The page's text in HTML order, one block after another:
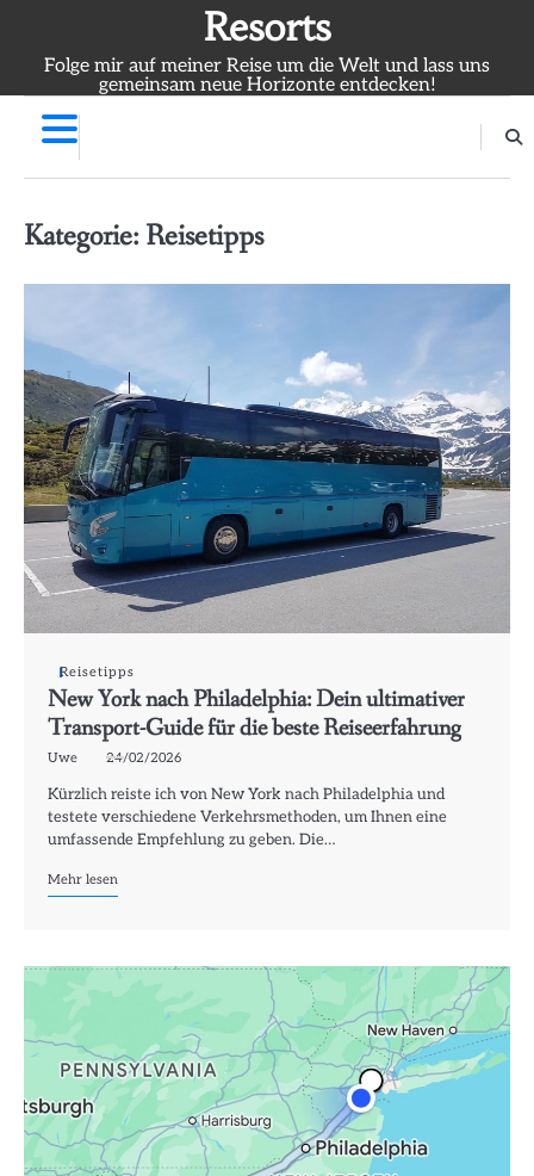
content
Resorts
Folge mir auf meiner Reise um die Welt und lass uns
gemeinsam neue Horizonte entdecken!
Kategorie: Reisetipps
Reisetipps
New York nach Philadelphia: Dein ultimativer
Transport-Guide für die beste Reiseerfahrung
Uwe 24/02/2026
Kürzlich reiste ich von New York nach Philadelphia und
testete verschiedene Verkehrsmethoden, um Ihnen eine
umfassende Empfehlung zu geben. Die…
Mehr lesen